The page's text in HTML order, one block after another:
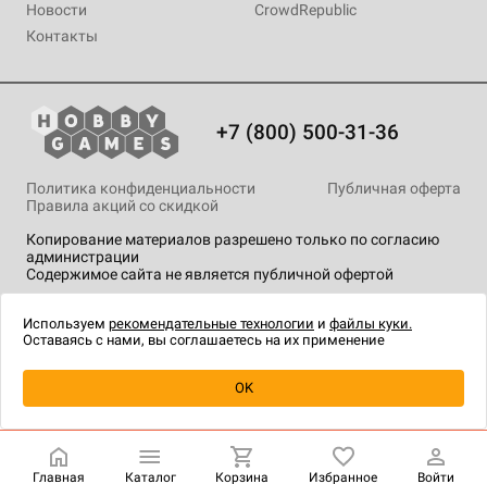
Купить
Новости
Контакты
CrowdRepublic
+7 (800) 500-31-36
Копирование материалов разрешено только по согласию
администрации
Содержимое сайта не является публичной офертой
Политика конфиденциальности
Публичная оферта
Правила акций со скидкой
технологии.
Главная Каталог Корзина Избранное Войти
Используем рекомендательные технологии и файлы куки.
Оставаясь с нами, вы соглашаетесь на их применение
OK